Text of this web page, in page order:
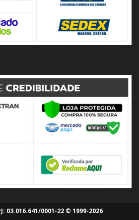
03.016.641/0001-22 © 1999-2026